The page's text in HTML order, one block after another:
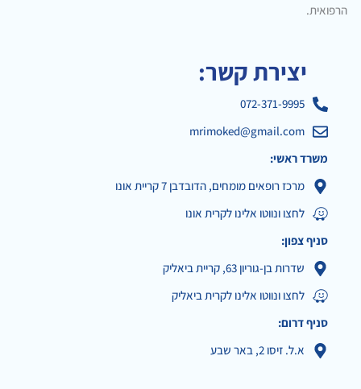
הרפואית.
יצירת קשר:
072-371-9995
mrimoked@gmail.com
משרד ראשי:
מרכז רופאים מומחים, הדובדבן 7 קריית אונו
לחצו ונווטו אלינו לקרית אונו
סניף צפון:
שדרות בן-גוריון 63, קריית ביאליק
לחצו ונווטו אלינו לקרית ביאליק
סניף דרום:
א.ל. זיסו 2, באר שבע